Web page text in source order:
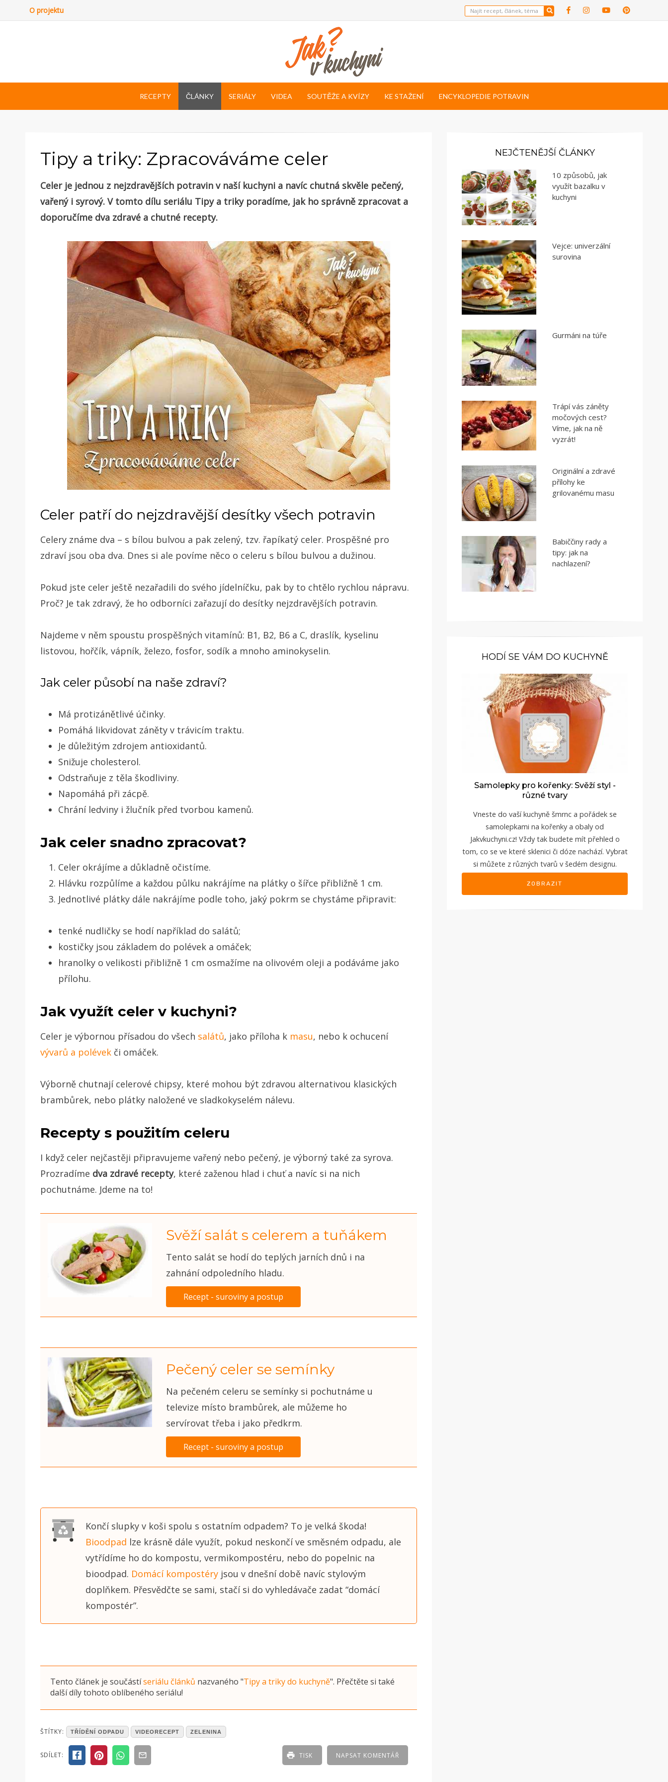
O projektu
RECEPTY ČLÁNKY SERIÁLY VIDEA SOUTĚŽE A KVÍZY KE STAŽENÍ ENCYKLOPEDIE POTRAVIN
Tipy a triky: Zpracováváme celer
Celer je jednou z nejzdravějších potravin v naší kuchyni a navíc chutná skvěle pečený,
vařený i syrový. V tomto dílu seriálu Tipy a triky poradíme, jak ho správně zpracovat a
doporučíme dva zdravé a chutné recepty.
Celer patří do nejzdravější desítky všech potravin
Celery známe dva – s bílou bulvou a pak zelený, tzv. řapíkatý celer. Prospěšné pro
zdraví jsou oba dva. Dnes si ale povíme něco o celeru s bílou bulvou a dužinou.
Pokud jste celer ještě nezařadili do svého jídelníčku, pak by to chtělo rychlou nápravu.
Proč? Je tak zdravý, že ho odborníci zařazují do desítky nejzdravějších potravin.
Najdeme v něm spoustu prospěšných vitamínů: B1, B2, B6 a C, draslík, kyselinu
listovou, hořčík, vápník, železo, fosfor, sodík a mnoho aminokyselin.
Jak celer působí na naše zdraví?
Má protizánětlivé účinky.
Pomáhá likvidovat záněty v trávicím traktu.
Je důležitým zdrojem antioxidantů.
Snižuje cholesterol.
Odstraňuje z těla škodliviny.
Napomáhá při zácpě.
Chrání ledviny i žlučník před tvorbou kamenů.
Jak celer snadno zpracovat?
Celer okrájíme a důkladně očistíme.
Hlávku rozpůlíme a každou půlku nakrájíme na plátky o šířce přibližně 1 cm.
Jednotlivé plátky dále nakrájíme podle toho, jaký pokrm se chystáme připravit:
tenké nudličky se hodí například do salátů;
kostičky jsou základem do polévek a omáček;
hranolky o velikosti přibližně 1 cm osmažíme na olivovém oleji a podáváme jako
přílohu.
Jak využít celer v kuchyni?
Celer je výbornou přísadou do všech salátů, jako příloha k masu, nebo k ochucení
vývarů a polévek či omáček.
Výborně chutnají celerové chipsy, které mohou být zdravou alternativou klasických
brambůrek, nebo plátky naložené ve sladkokyselém nálevu.
Recepty s použitím celeru
I když celer nejčastěji připravujeme vařený nebo pečený, je výborný také za syrova.
Prozradíme dva zdravé recepty, které zaženou hlad i chuť a navíc si na nich
pochutnáme. Jdeme na to!
Svěží salát s celerem a tuňákem
Tento salát se hodí do teplých jarních dnů i na
zahnání odpoledního hladu.
Recept - suroviny a postup
Pečený celer se semínky
Na pečeném celeru se semínky si pochutnáme u
televize místo brambůrek, ale můžeme ho
servírovat třeba i jako předkrm.
Recept - suroviny a postup
Končí slupky v koši spolu s ostatním odpadem? To je velká škoda!
Bioodpad lze krásně dále využít, pokud neskončí ve směsném odpadu, ale
vytřídíme ho do kompostu, vermikompostéru, nebo do popelnic na
bioodpad. Domácí kompostéry jsou v dnešní době navíc stylovým
doplňkem. Přesvědčte se sami, stačí si do vyhledávače zadat “domácí
kompostér”.
Tento článek je součástíseriálu článků nazvaného "Tipy a triky do kuchyně". Přečtěte si také
další díly tohoto oblíbeného seriálu!
POSTED
ČLÁNKY
ŠTÍTKY: TŘÍDĚNÍ ODPADU VIDEORECEPT ZELENINA
SDÍLET: NAPSAT KOMENTÁŘ
TISK
NEJČTENĚJŠÍ ČLÁNKY
10 způsobů, jak
využít bazalku v
kuchyni
Vejce: univerzální
surovina
Gurmáni na túře
Trápí vás záněty
močových cest?
Víme, jak na ně
vyzrát!
Originální a zdravé
přílohy ke
grilovanému masu
Babiččiny rady a
tipy: jak na
nachlazení?
HODÍ SE VÁM DO KUCHYNĚ
Samolepky pro kořenky: Svěží styl -
různé tvary
Vneste do vaší kuchyně šmrnc a pořádek se
samolepkami na kořenky a obaly od
Jakvkuchyni.cz! Vždy tak budete mít přehled o
tom, co se ve které sklenici či dóze nachází. Vybrat
si můžete z různých tvarů v šedém designu.
ZOBRAZIT